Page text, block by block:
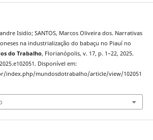
Isidio; SANTOS, Marcos Oliveira dos. Narrativas
na industrialização do babaçu no Piauí no
do Trabalho, Florianópolis, v. 17, p. 1–22, 2025.
Disponível em:
index.php/mundosdotrabalho/article/view/102051